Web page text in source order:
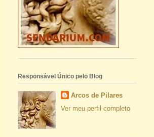
Responsável Único pelo Blog
Arcos de Pilares
Ver meu perfil completo